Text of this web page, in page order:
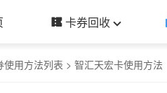
卡券回收
使用方法列表 > 智汇天宏卡使用方法